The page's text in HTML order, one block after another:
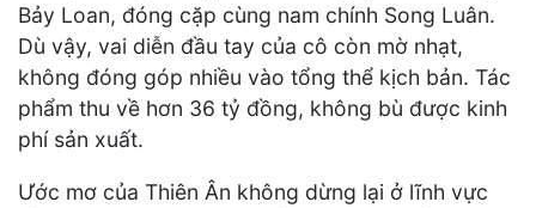
Bảy Loan, đóng cặp cùng nam chính Song Luân.
Dù vậy, vai diễn đầu tay của cô còn mờ nhạt,
không đóng góp nhiều vào tổng thể kịch bản. Tác
phẩm thu về hơn 36 tỷ đồng, không bù được kinh
phí sản xuất.
Ước mơ của Thiên Ân không dừng lại ở lĩnh vực